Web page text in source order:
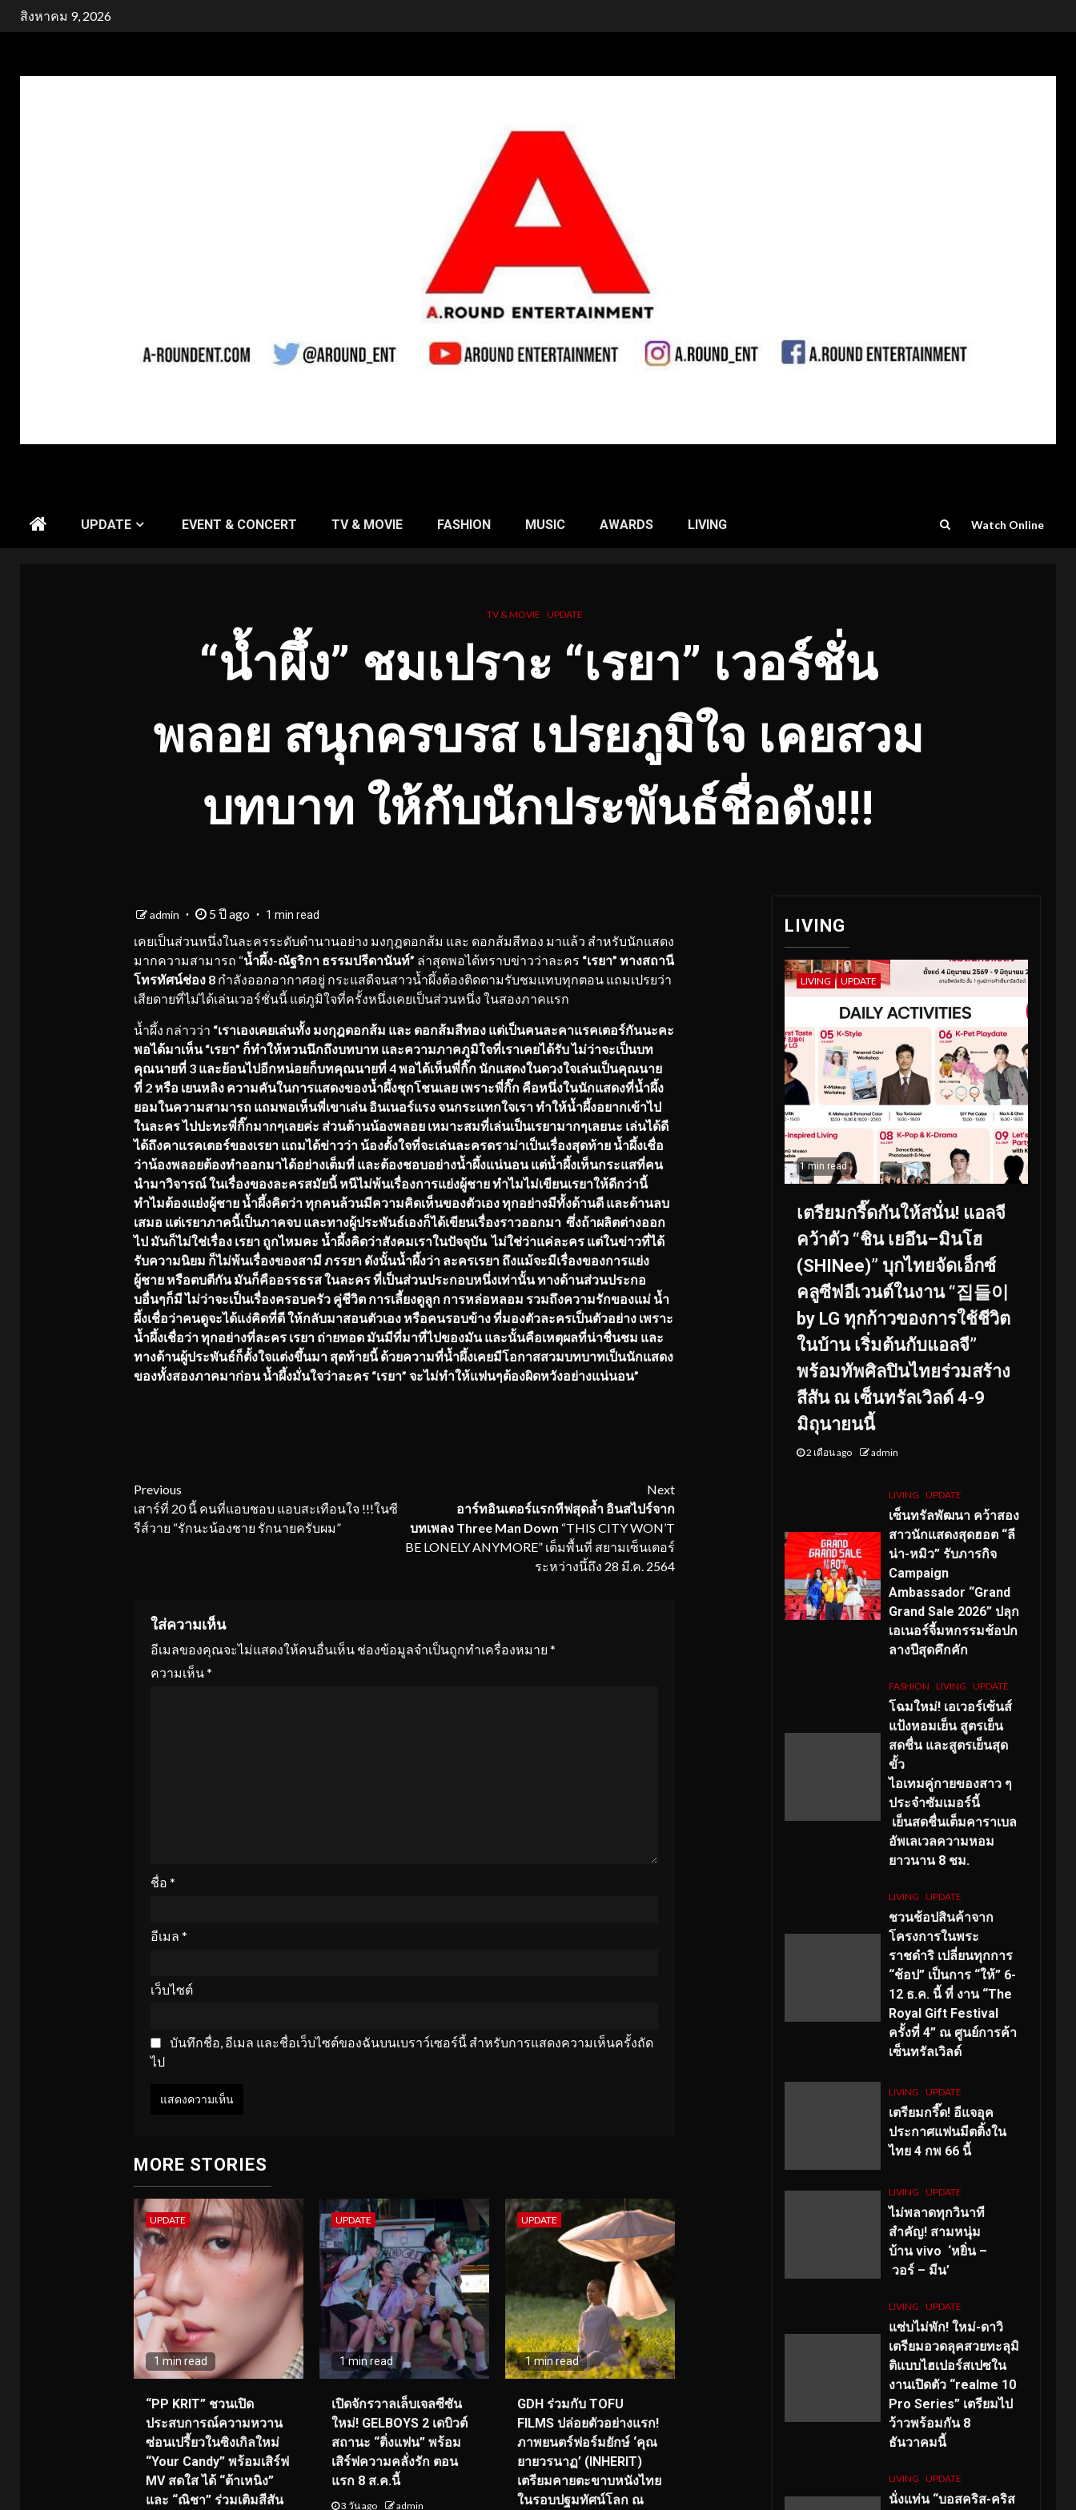
Skipสิงหาคม 9, 2026
UPDATE EVENT & CONCERT TV & MOVIE FASHION MUSIC AWARDS LIVING Watch Online
TV & MOVIE UPDATE
“น้ำผึ้ง” ชมเปราะ “เรยา” เวอร์ชั่น
พลอย สนุกครบรสเปรยภูมิใจ เคยสวม
บทบาท ให้กับนักประพันธ์ชื่อดัง!!!
admin 5 ปี ago 1 min read
เคยเป็นส่วนหนึ่งในละครระดับตำนานอย่าง มงกุฎดอกส้ม และ ดอกส้มสีทอง มาแล้ว สำหรับนักแสดง
มากความสามารถ “น้ำผึ้ง-ณัฐริกา ธรรมปรีดานันท์” ล่าสุดพอได้ทราบข่าวว่าละคร “เรยา” ทางสถานี
โทรทัศน์ช่อง 8กำลังออกอากาศอยู่ กระแสดีจนสาวน้ำผึ้งต้องติดตามรับชมแทบทุกตอน แถมเปรยว่า
เสียดายที่ไม่ได้เล่นเวอร์ชั่นนี้ แต่ภูมิใจที่ครั้งหนึ่งเคยเป็นส่วนหนึ่ง ในสองภาคแรก
น้ำผึ้ง กล่าวว่า “เราเองเคยเล่นทั้ง มงกุฎดอกส้ม และ ดอกส้มสีทอง แต่เป็นคนละคาแรคเตอร์กันนะคะ
พอได้มาเห็น “เรยา” ก็ทำให้หวนนึกถึงบทบาท และความภาคภูมิใจที่เราเคยได้รับ ไม่ว่าจะเป็นบท
คุณนายที่ 3 และย้อนไปอีกหน่อยก็บทคุณนายที่ 4 พอได้เห็นพี่กิ๊ก นักแสดงในดวงใจเล่นเป็นคุณนาย
ที่ 2 หรือ เยนหลิง ความคันในการแสดงของน้ำผึ้งชุกโชนเลย เพราะพี่กิ๊ก คือหนึ่งในนักแสดงที่น้ำผึ้ง
ยอมในความสามารถ แถมพอเห็นพี่เขาเล่น อินเนอร์แรง จนกระแทกใจเรา ทำให้น้ำผึ้งอยากเข้าไป
ในละคร ไปปะทะพี่กิ๊กมากๆเลยค่ะ ส่วนด้านน้องพลอย เหมาะสมที่เล่นเป็นเรยามากๆเลยนะ เล่นได้ดี
ได้ถึงคาแรคเตอร์ของเรยา แถมได้ข่าวว่า น้องตั้งใจที่จะเล่นละครดราม่าเป็นเรื่องสุดท้าย น้ำผึ้งเชื่อ
ว่าน้องพลอยต้องทำออกมาได้อย่างเต็มที่ และต้องชอบอย่างน้ำผึ้งแน่นอน แต่น้ำผึ้งเห็นกระแสที่คน
นำมาวิจารณ์ ในเรื่องของละครสมัยนี้ หนีไม่พ้นเรื่องการแย่งผู้ชาย ทำไมไม่เขียนเรยาให้ดีกว่านี้
ทำไมต้องแย่งผู้ชาย น้ำผึ้งคิดว่า ทุกคนล้วนมีความคิดเห็นของตัวเอง ทุกอย่างมีทั้งด้านดี และด้านลบ
เสมอ แต่เรยาภาคนี้เป็นภาคจบ และทางผู้ประพันธ์เองก็ได้เขียนเรื่องราวออกมา ซึ่งถ้าผลิตต่างออก
ไป มันก็ไม่ใช่เรื่อง เรยา ถูกไหมคะ น้ำผึ้งคิดว่าสังคมเราในปัจจุบัน ไม่ใช่ว่าแค่ละคร แต่ในข่าวที่ได้
รับความนิยม ก็ไม่พ้นเรื่องของสามี ภรรยา ดังนั้นน้ำผึ้งว่า ละครเรยา ถึงแม้จะมีเรื่องของการแย่ง
ผู้ชาย หรือตบตีกัน มันก็คืออรรธรส ในละคร ที่เป็นส่วนประกอบหนึ่งเท่านั้น ทางด้านส่วนประกอ
บอื่นๆก็มี ไม่ว่าจะเป็นเรื่องครอบครัว คู่ชีวิต การเลี้ยงดูลูก การหล่อหลอม รวมถึงความรักของแม่ น้ำ
ผึ้งเชื่อว่าคนดูจะได้แง่คิดที่ดี ให้กลับมาสอนตัวเอง หรือคนรอบข้าง ที่มองตัวละครเป็นตัวอย่าง เพราะ
น้ำผึ้งเชื่อว่า ทุกอย่างที่ละคร เรยา ถ่ายทอด มันมีที่มาที่ไปของมัน และนั้นคือเหตุผลที่น่าชื่นชม และ
ทางด้านผู้ประพันธ์ก็ตั้งใจแต่งขึ้นมา สุดท้ายนี้ ด้วยความที่น้ำผึ้งเคยมีโอกาสสวมบทบาทเป็นนักแสดง
ของทั้งสองภาคมาก่อน น้ำผึ้งมั่นใจว่าละคร “เรยา” จะไม่ทำให้แฟนๆต้องผิดหวังอย่างแน่นอน”
Continue
Reading
Previous
เสาร์ที่ 20 นี้ คนที่แอบชอบ แอบสะเทือนใจ !!!ในซี
รีส์วาย “รักนะน้องชาย รักนายครับผม”
Next
อาร์ทอินเตอร์แรกทีฟสุดล้ำ อินสไปร์จาก
บทเพลง Three Man Down “THIS CITY WON’T
BE LONELY ANYMORE” เต็มพื้นที่ สยามเซ็นเตอร์
ระหว่างนึ้ถึง 28 มี.ค. 2564
ใส่ความเห็น
อีเมลของคุณจะไม่แสดงให้คนอื่นเห็น ช่องข้อมูลจำเป็นถูกทำเครื่องหมาย *
ความเห็น*
ชื่อ *
อีเมล *
เว็บไซต์
บันทึกชื่อ, อีเมล และชื่อเว็บไซต์ของฉันบนเบราว์เซอร์นี้ สำหรับการแสดงความเห็นครั้งถัด
ไป
MORE STORIES
UPDATE
1 min read
“PP KRIT” ชวนเปิด
ประสบการณ์ความหวาน
ซ่อนเปรี้ยวในซิงเกิลใหม่
“Your Candy” พร้อมเสิร์ฟ
MV สดใส ได้ “ต้าเหนิง”
และ “ณิชา” ร่วมเติมสีสัน
UPDATE
1 min read
เปิดจักรวาลเล็บเจลซีซัน
ใหม่! GELBOYS 2 เดบิวต์
สถานะ “ติ่งแฟน” พร้อม
เสิร์ฟความคลั่งรัก ตอน
แรก 8 ส.ค.นี้
3 วัน ago admin
UPDATE
1 min read
GDH ร่วมกับ TOFU
FILMS ปล่อยตัวอย่างแรก!
ภาพยนตร์ฟอร์มยักษ์ ‘คุณ
ยายวรนาฏ’ (INHERIT)
เตรียมคายตะขาบหนังไทย
ในรอบปฐมทัศน์โลก ณ
LIVING
LIVING UPDATE
1 min read
เตรียมกรี๊ดกันให้สนั่น! แอลจี
คว้าตัว “ชิน เยอึน–มินโฮ
(SHINee)” บุกไทยจัดเอ็กซ์
คลูซีฟอีเวนต์ในงาน “집들이
by LG ทุกก้าวของการใช้ชีวิต
ในบ้าน เริ่มต้นกับแอลจี”
พร้อมทัพศิลปินไทยร่วมสร้าง
สีสัน ณ เซ็นทรัลเวิลด์ 4-9
มิถุนายนนี้
2 เดือน ago admin
LIVING UPDATE
เซ็นทรัลพัฒนา คว้าสอง
สาวนักแสดงสุดฮอต “ลี
น่า-หมิว” รับภารกิจ
Campaign
Ambassador “Grand
Grand Sale 2026” ปลุก
เอเนอร์จี้มหกรรมช้อปก
ลางปีสุดคึกคัก
FASHION LIVING UPDATE
โฉมใหม่! เอเวอร์เซ้นส์
แป้งหอมเย็น สูตรเย็น
สดชื่น และสูตรเย็นสุด
ขั้ว
ไอเทมคู่กายของสาว ๆ
ประจำซัมเมอร์นี้
เย็นสดชื่นเต็มคาราเบล
อัพเลเวลความหอม
ยาวนาน 8 ชม.
LIVING UPDATE
ชวนช้อปสินค้าจาก
โครงการในพระ
ราชดำริ เปลี่ยนทุกการ
“ช้อป” เป็นการ “ให้” 6-
12 ธ.ค. นี้ ที่ งาน “The
Royal Gift Festival
ครั้งที่ 4” ณ ศูนย์การค้า
เซ็นทรัลเวิลด์
LIVING UPDATE
เตรียมกรี๊ด! อีแจอุค
ประกาศแฟนมีตติ้งใน
ไทย 4 กพ 66 นี้
LIVING UPDATE
ไม่พลาดทุกวินาที
สำคัญ! สามหนุ่ม
บ้าน vivo ‘หยิ่น –
วอร์ – มีน’
LIVING UPDATE
แซ่บไม่พัก! ใหม่-ดาวิ
เตรียมอวดลุคสวยทะลุมิ
ติแบบไฮเปอร์สเปซใน
งานเปิดตัว “realme 10
Pro Series” เตรียมไป
ว้าวพร้อมกัน 8
ธันวาคมนี้
LIVING UPDATE
นั่งแท่น “บอสคริส-คริส